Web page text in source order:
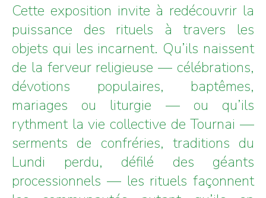
Cette exposition invite à redécouvrir la
puissance des rituels à travers les
objets qui les incarnent. Qu’ils naissent
de la ferveur religieuse — célébrations,
dévotions populaires, baptêmes,
mariages ou liturgie — ou qu’ils
rythment la vie collective de Tournai —
serments de confréries, traditions du
Lundi perdu, défilé des géants
processionnels — les rituels façonnent